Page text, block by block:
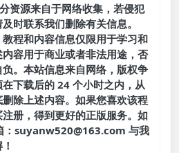
资源来自于网络收集，若侵犯
时联系我们删除有关信息。
程和内容信息仅限用于学习和
容用于商业或者非法用途，否
。本站信息来自网络，版权争
下载后的 24 个小时之内，从
除上述内容。如果您喜欢该程
册，得到更好的正版服务。如
：suyanw520@163.com 与我